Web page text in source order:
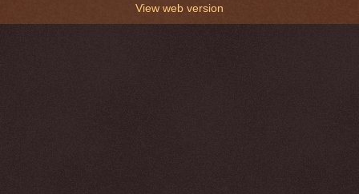
View web version